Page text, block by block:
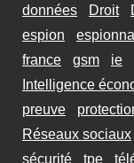
données
Droit
espion
france
gsm ie
Intelligence
preuve
Réseaux sociaux
sécurité
tpe